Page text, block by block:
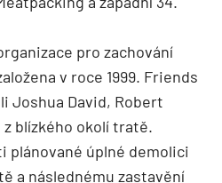
pro zachování
v roce 1999. Friends
Joshua David, Robert
blízkého okolí tratě.
plánované úplné demolici
a následnému zastavění